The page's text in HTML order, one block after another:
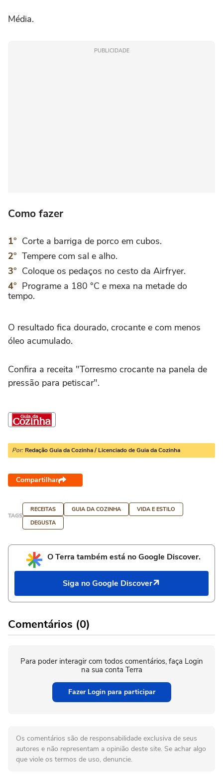
Média.
PUBLICIDADE
Como fazer
Corte a barriga de porco em cubos.
Tempere com sal e alho.
Coloque os pedaços no cesto da Airfryer.
Programe a 180 °C e mexa na metade do
tempo.
O resultado fica dourado, crocante e com menos
óleo acumulado.
Confira a receita "Torresmo crocante na panela de
pressão para petiscar".
Por: Redação Guia da Cozinha / Licenciado de Guia da Cozinha
Compartilhar
TAGS
RECEITAS GUIA DA COZINHA
VIDA E ESTILO
DEGUSTA
O Terra também está no Google Discover.
Siga no Google Discover
Comentários (0)
Para poder interagir com todos comentários, faça Login
na sua conta Terra
Fazer Login para participar
Os comentários são de responsabilidade exclusiva de seus
autores e não representam a opinião deste site. Se achar algo
que viole os termos de uso, denuncie.